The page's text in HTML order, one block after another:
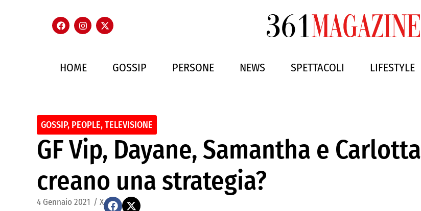
HOME GOSSIP PERSONE NEWS SPETTACOLI LIFESTYLE
GOSSIP, PEOPLE,TELEVISIONE
GF Vip, Dayane, Samantha e Carlotta
creano una strategia?
4 Gennaio 2021 / X